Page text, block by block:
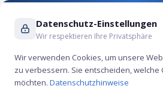
Suche ...
Pliant Therapeutics Aktie –
Börsengang 2020
Datenschutz-Einstellungen
Wir respektieren Ihre Privatsphäre
Wir verwenden Cookies, um unsere
zu verbessern. Sie entscheiden, welche
möchten. Datenschutzhinweise